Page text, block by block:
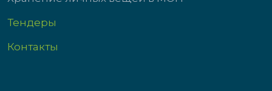
Тендеры
Контакты